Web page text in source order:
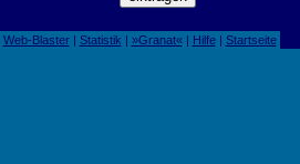
Web-Blaster| Statistik | »Granat«| Hilfe| Startseite